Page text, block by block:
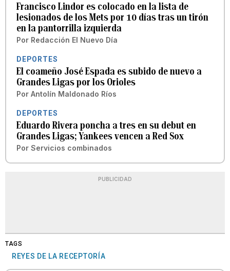
Francisco Lindor es colocado en la lista de
lesionados de los Mets por 10 días tras un tirón
en la pantorrilla izquierda
Por Redacción El Nuevo Día
DEPORTES
El coameño José Espada es subido de nuevo a
Grandes Ligas por los Orioles
Por Antolín Maldonado Ríos
DEPORTES
Eduardo Rivera poncha a tres en su debut en
Grandes Ligas; Yankees vencen a Red Sox
Por Servicios combinados
PUBLICIDAD
TAGS
REYES DE LA RECEPTORÍA